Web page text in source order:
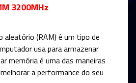
3200MHz
aleatório (RAM) é um tipo de
usa para armazenar
memória é uma das maneiras
a performance do seu